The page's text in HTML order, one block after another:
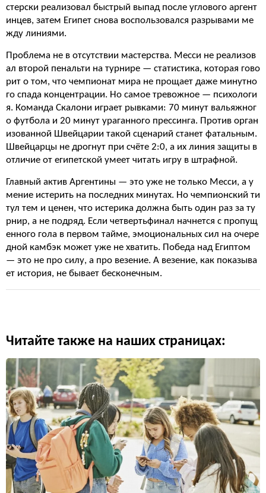
стерски реализовал быстрый выпад после углового аргент
инцев, затем Египет снова воспользовался разрывами ме
жду линиями.
Проблема не в отсутствии мастерства. Месси не реализов
ал второй пенальти на турнире — статистика, которая гово
рит о том, что чемпионат мира не прощает даже минутно
го спада концентрации. Но самое тревожное — психологи
я. Команда Скалони играет рывками: 70 минут вальяжног
о футбола и 20 минут ураганного прессинга. Против орган
изованной Швейцарии такой сценарий станет фатальным.
Швейцарцы не дрогнут при счёте 2:0, а их линия защиты в
отличие от египетской умеет читать игру в штрафной.
Главный актив Аргентины — это уже не только Месси, а у
мение истерить на последних минутах. Но чемпионский ти
тул тем и ценен, что истерика должна быть один раз за ту
рнир, а не подряд. Если четвертьфинал начнется с пропущ
енного гола в первом тайме, эмоциональных сил на очере
дной камбэк может уже не хватить. Победа над Египтом
— это не про силу, а про везение. А везение, как показыва
ет история, не бывает бесконечным.
Читайте также на наших страницах: